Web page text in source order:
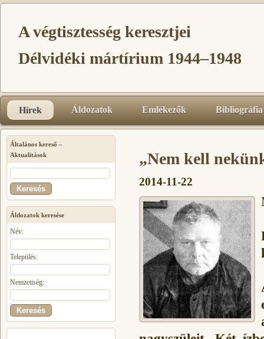
A végtisztesség keresztjei
Délvidéki mártírium 1944–1948
Hírek Áldozatok Emlékezők Bibliográfia
Általános kereső –
Aktualitások
Áldozatok keresése
Név:
Település:
Nemzetiség:
„Nem kell
2014-11-22